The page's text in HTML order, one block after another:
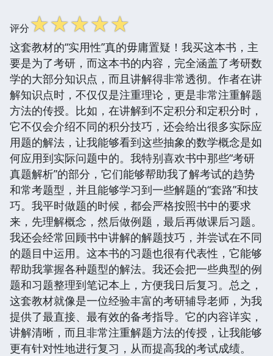
评分☆☆☆☆☆
这套教材的“实用性”真的毋庸置疑！我买这本书，主
要是为了考研，而这本书的内容，完全涵盖了考研数
学的大部分知识点，而且讲解得非常透彻。作者在讲
解知识点时，不仅仅是注重理论，更是非常注重解题
方法的传授。比如，在讲解到不定积分和定积分时，
它不仅会介绍不同的积分技巧，还会给出很多实际应
用题的解法，让我能够看到这些抽象的数学概念是如
何应用到实际问题中的。我特别喜欢书中那些“考研
真题解析”的部分，它们能够帮助我了解考试的趋势
和常考题型，并且能够学习到一些解题的“套路”和技
巧。我平时做题的时候，都会严格按照书中的要求
来，先理解概念，然后做例题，最后再做课后习题。
我还会经常回顾书中讲解的解题技巧，并尝试在不同
的题目中运用。这本书的习题也很有代表性，它能够
帮助我掌握各种题型的解法。我还会把一些典型的例
题和习题整理到笔记本上，方便我日后复习。总之，
这套教材就像是一位经验丰富的考研辅导老师，为我
提供了最直接、最有效的备考指导。它的内容详实，
讲解清晰，而且非常注重解题方法的传授，让我能够
更有针对性地进行复习，从而提高我的考试成绩。